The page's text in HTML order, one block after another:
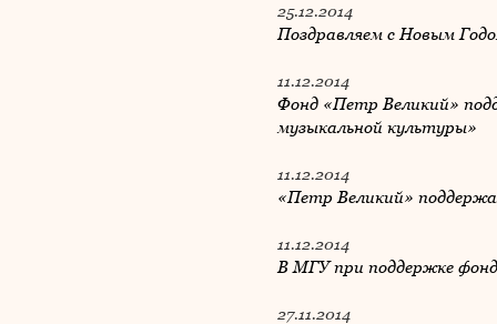
25.12.2014
Поздравляем с Новым
11.12.2014
Фонд «Петр Великий»
музыкальной культуры»
11.12.2014
«Петр Великий»
11.12.2014
В МГУ при поддержке
27.11.2014